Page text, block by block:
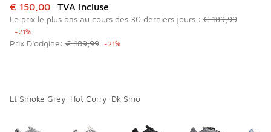
Cet article est en promotion. Prix en baisse de à € 150,00
€ 150,00 TVA incluse
Le prix le plus bas au cours des 30 derniers jours : € 189,99
-21%
Prix D'origine: € 189,99 -21%
Lt Smoke Grey-Hot Curry-Dk Smo